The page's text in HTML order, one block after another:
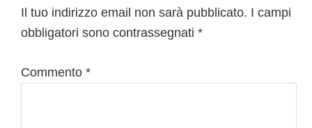
del
lettore
Il tuo indirizzo email non sarà pubblicato. I campi
obbligatori sono contrassegnati *
Commento *